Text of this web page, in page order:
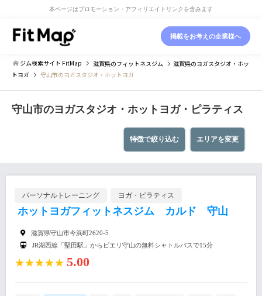
本ページはプロモーション・アフィリエイトリンクを含みます
掲載をお考えの企業様へ
ジム検索サイト FitMap 滋賀県のフィットネスジム 滋賀県のヨガスタジオ・ホッ
トヨガ
守山市のヨガスタジオ・ホットヨガ
守山市のヨガスタジオ・ホットヨガ・ピラティス
エリアを変更
特徴で絞り込む
パーソナルトレーニング ヨガ・ピラティス
ホットヨガフィットネスジム カルド 守山
滋賀県守山市今浜町2620-5
JR湖西線「堅田駅」からピエリ守山の無料シャトルバスで15分
★★★★★ 5.00